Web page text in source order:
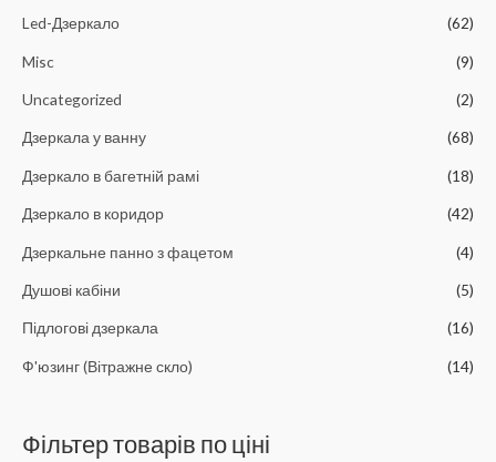
и
:
Led-Дзеркало (62)
Misc (9)
Uncategorized (2)
Дзеркала у ванну (68)
Дзеркало в багетній рамі (18)
Дзеркало в коридор (42)
Дзеркальне панно з фацетом (4)
Душові кабіни (5)
Підлогові дзеркала (16)
Ф'юзинг (Вітражне скло) (14)
Фільтер товарів по ціні